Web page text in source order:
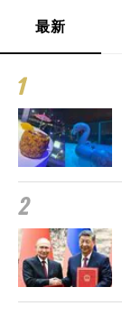
最新